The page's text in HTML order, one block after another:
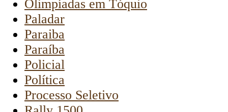
Olimpíadas em Tóquio
Paladar
Paraiba
Paraíba
Policial
Política
Processo Seletivo